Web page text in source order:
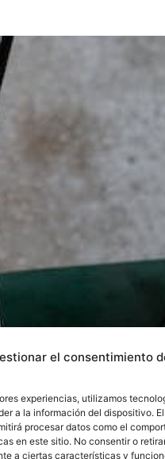
el consentimiento
experiencias, utilizamos
a la información del dispositivo.
procesar datos como el
en este sitio. No consentir o
a ciertas características y
a los clientes, mostrar la